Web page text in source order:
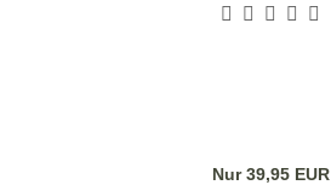
Nur 39,95 EUR